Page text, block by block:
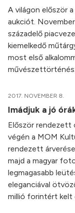
A világon először
aukciót.
századelő
kiemelkedő
most első
2017. NOVEMBER 8.
Imádjuk a jó
Először rendezett
végén a MOM
rendezett
majd a magyar
legmagasabb
eleganciával
millió forintért kelt